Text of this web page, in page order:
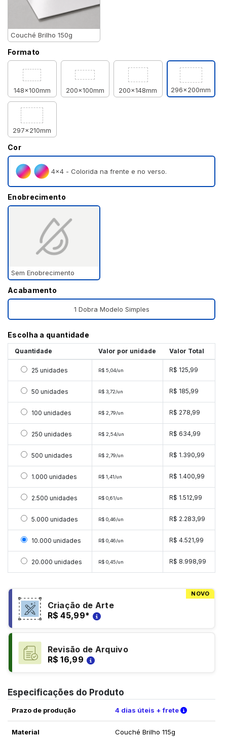
Couché Brilho 150g
Formato
148x100mm 200x100mm 200x148mm 296x200mm
297x210mm
Cor
4×4 - Colorida na frente e no verso.
Enobrecimento
Sem Enobrecimento
Acabamento
1 Dobra Modelo Simples
Escolha a quantidade
Quantidade Valor por unidade Valor Total
Selecionar 25 unidades
25 unidades R$ 5,04/un R$ 125,99
Selecionar 50 unidades
50 unidades R$ 3,72/un R$ 185,99
Selecionar 100 unidades
100 unidades R$ 2,79/un R$ 278,99
Selecionar 250 unidades
250 unidades R$ 2,54/un R$ 634,99
Selecionar 500 unidades
500 unidades R$ 2,79/un R$ 1.390,99
Selecionar 1000 unidades
1.000 unidades R$ 1,41/un R$ 1.400,99
Selecionar 2500 unidades
2.500 unidades R$ 0,61/un R$ 1.512,99
Selecionar 5000 unidades
5.000 unidades R$ 0,46/un R$ 2.283,99
Selecionar 10000 unidades
10.000 unidades R$ 0,46/un R$ 4.521,99
Selecionar 20000 unidades
20.000 unidades R$ 0,45/un R$ 8.998,99
NOVO
Criação de Arte
R$ 45,99*
Revisão de Arquivo
R$ 16,99
Especificações do Produto
Prazo de produção 4 dias úteis + frete Verifique
Material Couché Brilho 115g